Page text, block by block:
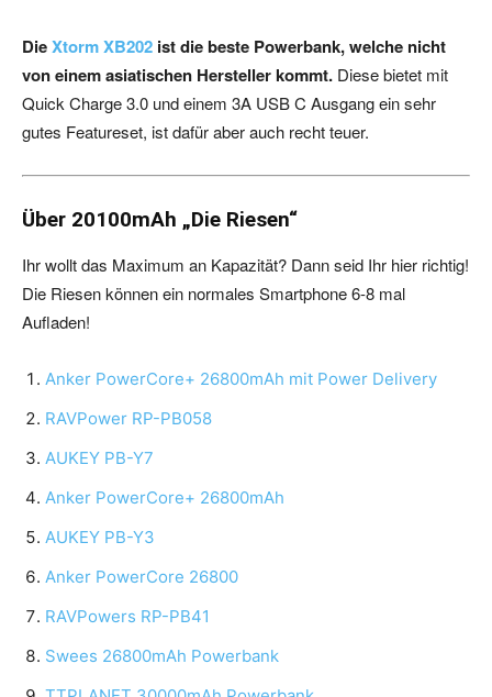
DieXtorm XB202 ist die beste Powerbank, welche nicht
von einem asiatischen Hersteller kommt. Diese bietet mit
Quick Charge 3.0 und einem 3A USB C Ausgang ein sehr
gutes Featureset, ist dafür aber auch recht teuer.
Über 20100mAh „Die Riesen“
Ihr wollt das Maximum an Kapazität? Dann seid Ihr hier richtig!
Die Riesen können ein normales Smartphone 6-8 mal
Aufladen!
Anker PowerCore+ 26800mAh mit Power Delivery
RAVPower RP-PB058
AUKEY PB-Y7
Anker PowerCore+ 26800mAh
AUKEY PB-Y3
Anker PowerCore 26800
RAVPowers RP-PB41
Swees 26800mAh Powerbank